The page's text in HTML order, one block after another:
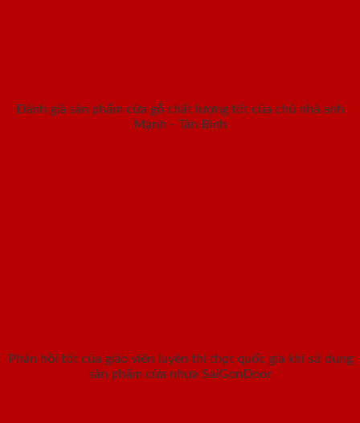
Đánh giá sản phẩm cửa gỗ chất lượng tốt của chủ nhà anh
Mạnh - Tân Bình
Phản hồi tốt của giáo viên luyện thi thpt quốc gia khi sử dụng
sản phẩm cửa nhựa SaiGonDoor